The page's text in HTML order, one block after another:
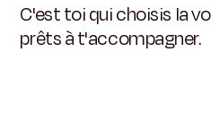
C'est toi qui choisis la
prêts à t'accompagner.